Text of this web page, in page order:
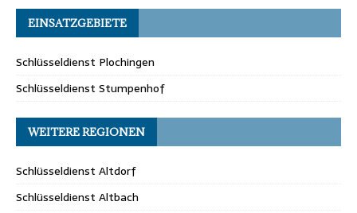
EINSATZGEBIETE
Schlüsseldienst Plochingen
Schlüsseldienst Stumpenhof
WEITERE REGIONEN
Schlüsseldienst Altdorf
Schlüsseldienst Altbach